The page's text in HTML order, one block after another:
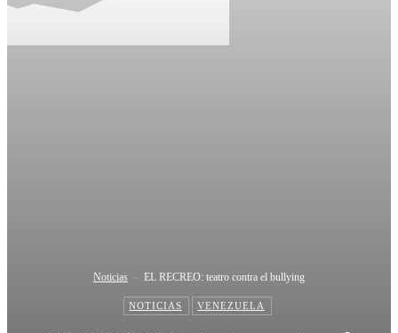
Noticias EL RECREO: teatro contra el bullying
NOTICIAS VENEZUELA